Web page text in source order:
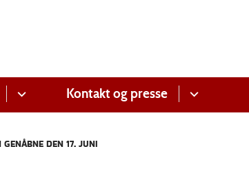
Kontakt og presse
DEN 17. JUNI